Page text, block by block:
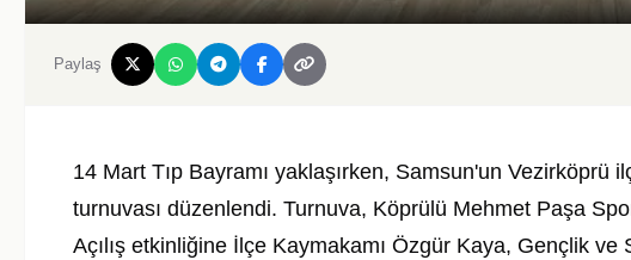
Paylaş
14 Mart Tıp Bayramı yaklaşırken, Samsun'un Vezirköprü
turnuvası düzenlendi. Turnuva, Köprülü Mehmet Paşa
Açılış etkinliğine İlçe Kaymakamı Özgür Kaya, Gençlik